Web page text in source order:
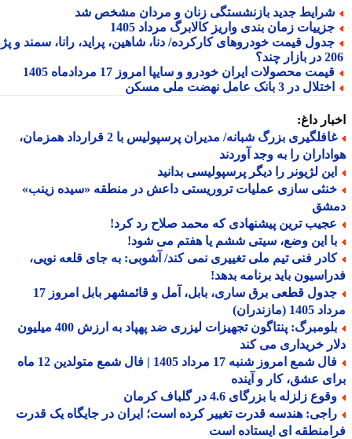
جدید بازنشستگی زنان و مردان مشخص شد
زمان بندی واریز کالابرگ مرداد 1405
قیمت خودروهای کارکرده/ دنا، شاهین، پراید، رانا، سمند و پژو
محصولات ایران خودرو و سایپا امروز 17 مردادماه 1405
در 3 بانک عامل نهضت ملی مسکن
داغ:
غافلگیری بزرگ شبانه/ مدیران پرسپولیس با 2 قرارداد همزمان،
را به وجد آوردند
لژیونر را دیگر پرسپولیسی بدانید
سازی عملیات تروریستی داعش در منطقه «سیده زینب»
ترین پیشنهادی که محمد صلاح رد کرد!
این وضع، سیتی ششم یا هفتم می شود!
فنی تیم ملی تغییری نمی کند/ آشوبی: به جای قلعه نویی،
باید برنامه بدهد!
جدول قطعی برق ساری، بابل، آمل و قائمشهر بابل امروز 17
(مازندران)
بلومبرگ: پنتاگون تجهیزات لیزری ضد پهپاد به ارزش 400 میلیون
خریداری می کند
فال شمع امروز شنبه 17 مرداد 1405 | فال شمع متولدین 12 ماه
عشق، کار و آینده
زلزله با بزرگای 4.6 در گلباف کرمان
هندسه قدرت تغییر کرده است؛ ایران در جایگاه یک قدرت
ای ایستاده است